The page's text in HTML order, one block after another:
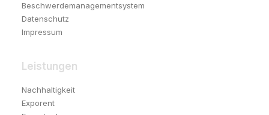
Beschwerdemanagementsystem
Datenschutz
Impressum
Leistungen
Nachhaltigkeit
Exporent